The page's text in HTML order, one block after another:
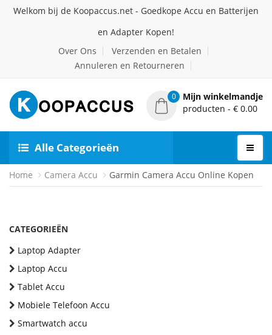
Welkom bij de Koopaccus.net - Goedkope Accu en Batterijen
en Adapter Kopen!
Over Ons
Verzenden en Betalen
Annuleren en Retourneren
0
Mijn winkelmandje
producten - € 0.00
Alle Categorieën
Home Camera Accu Garmin Camera Accu Online Kopen
CATEGORIEËN
Laptop Adapter
Laptop Accu
Tablet Accu
Mobiele Telefoon Accu
Smartwatch accu